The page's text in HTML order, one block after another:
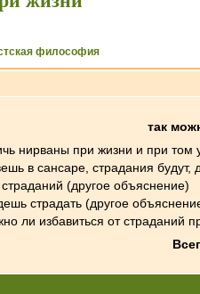
философия
так
нирваны при жизни и при том
в сансаре, страдания
(другое объяснение)
страдать (другое
ли избавиться от страданий